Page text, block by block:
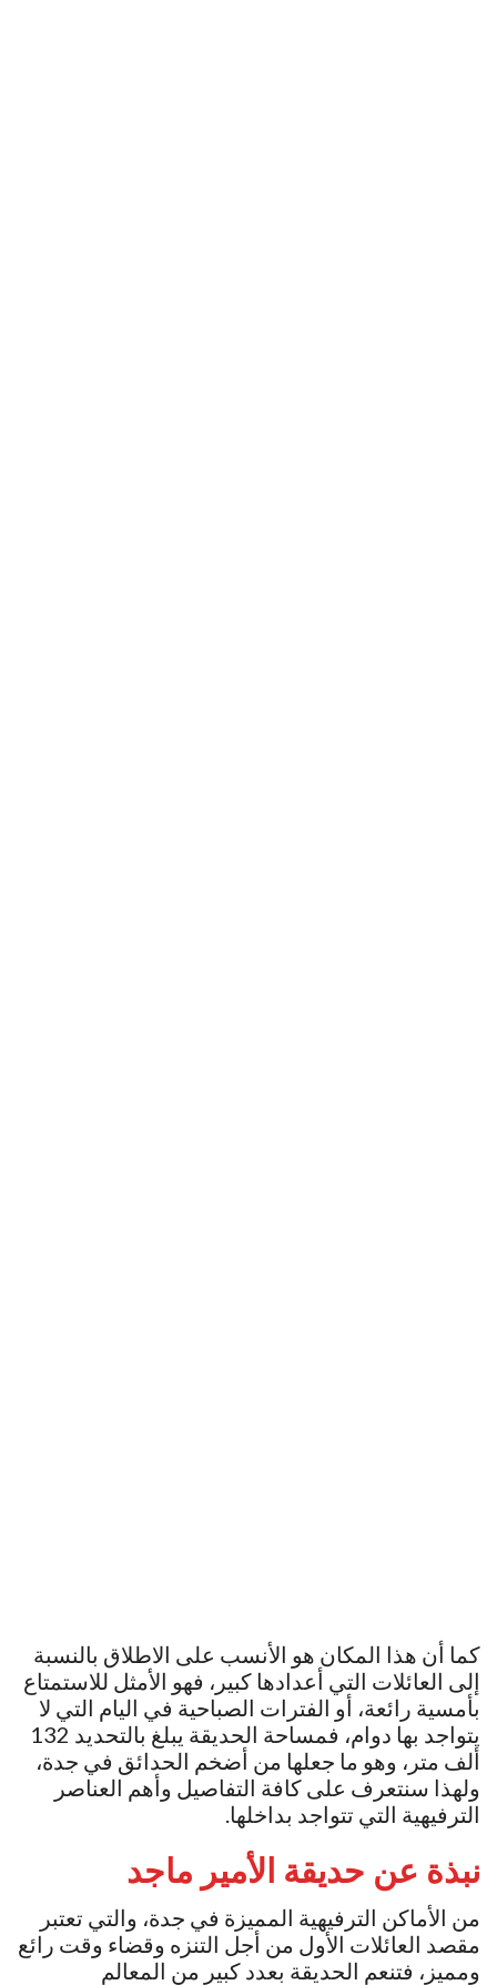
كما أن هذا المكان هو الأنسب على الاطلاق بالنسبة
إلى العائلات التي أعدادها كبير، فهو الأمثل للاستمتاع
بأمسية رائعة، أو الفترات الصباحية في اليام التي لا
يتواجد بها دوام، فمساحة الحديقة يبلغ بالتحديد 132
ألف متر، وهو ما جعلها من أضخم الحدائق في جدة،
ولهذا سنتعرف على كافة التفاصيل وأهم العناصر
الترفيهية التي تتواجد بداخلها.
نبذة عن حديقة الأمير ماجد
من الأماكن الترفيهية المميزة في جدة، والتي تعتبر
مقصد العائلات الأول من أجل التنزه وقضاء وقت رائع
ومميز، فتنعم الحديقة بعدد كبير من المعالم